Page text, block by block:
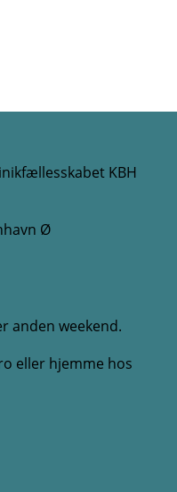
KBH
Ø
anden weekend.
eller hjemme hos